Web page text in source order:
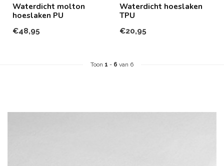
Waterdicht molton
hoeslaken PU
€48,95
Waterdicht hoeslaken
TPU
€20,95
Toon 1 - 6 van 6